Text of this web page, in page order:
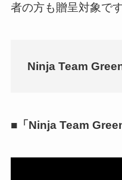
者の方も贈呈対象です
Ninja Team
■「Ninja Team